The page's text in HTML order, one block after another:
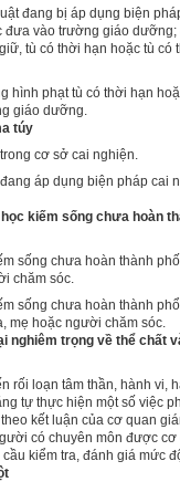
đang bị áp dụng biện
đưa vào trường giáo dưỡng;
tù có thời hạn hoặc tù
hình phạt tù có thời hạn
giáo dưỡng.
túy
cơ sở cai nghiện
áp dụng biện pháp cai
kiếm sống chưa hoàn
sống chưa hoàn thành
chăm sóc.
sống chưa hoàn thành p
mẹ hoặc người chăm sóc.
nghiêm trọng về thể chất
rối loạn tâm thần, hành vi,
tự thực hiện một số việc
kết luận của cơ quan
có chuyên môn được cơ
kiểm tra, đánh giá mức